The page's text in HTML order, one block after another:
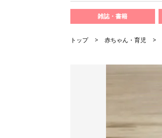
雑誌・書籍
トップ 赤ちゃん・育児